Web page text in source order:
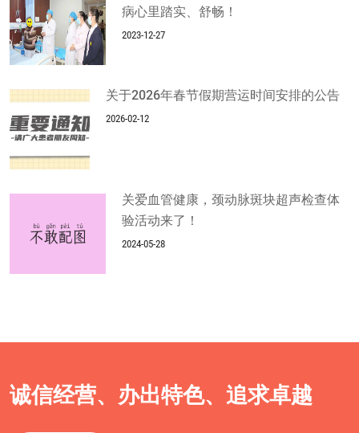
病心里踏实、舒畅！
2023-12-27
关于2026年春节假期营运时间安排的公告
2026-02-12
关爱血管健康，颈动脉斑块超声检查体
验活动来了！
2024-05-28
诚信经营、办出特色、追求卓越